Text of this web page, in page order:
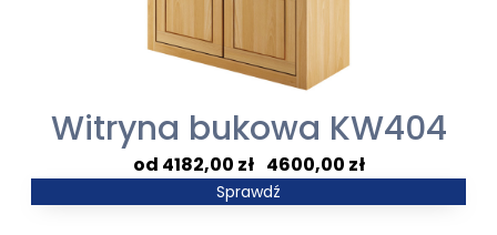
Witryna bukowa KW404
4182,00 zł– 4600,00 zł
Zakres
Sprawdź